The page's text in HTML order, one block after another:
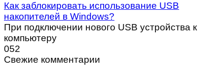
Как заблокировать использование USB
накопителей в Windows?
При подключении нового USB устройства к
компьютеру
052
Свежие комментарии